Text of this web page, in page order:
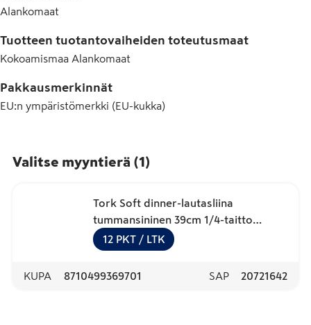
Alankomaat
Tuotteen tuotantovaiheiden toteutusmaat
Kokoamismaa Alankomaat
Pakkausmerkinnät
EU:n ympäristömerkki (EU-kukka)
Valitse myyntierä (1)
Tork Soft dinner-lautasliina
tummansininen 39cm 1/4-taitto
100kpl
12 PKT / LTK
KUPA 8710499369701 SAP 20721642